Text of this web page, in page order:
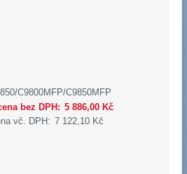
C9800MFP/C9850MFP
bez DPH: 5 886,00 Kč
vč. DPH: 7 122,10 Kč